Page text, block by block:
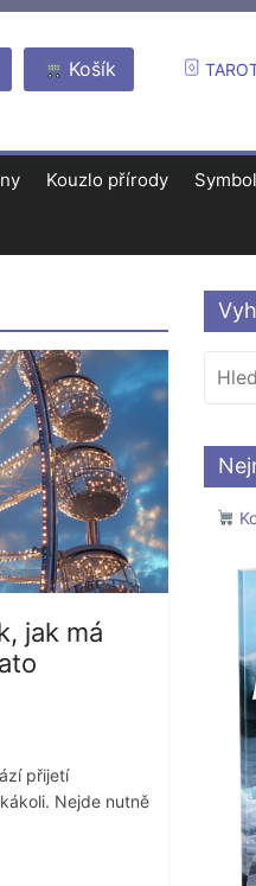
Košík
Kouzlo přírody
jak má
přijetí
Nejde nutně